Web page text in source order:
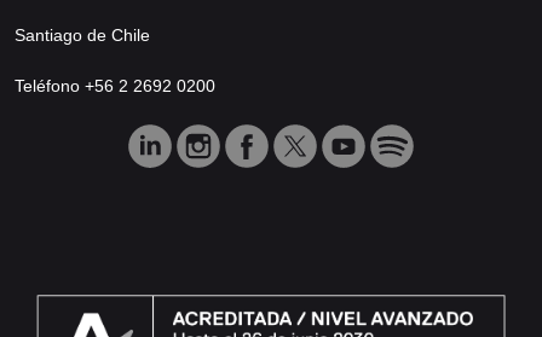
Santiago de Chile
Teléfono +56 2 2692 0200